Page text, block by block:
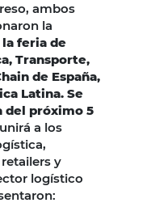
ambos
la
feria de
Transporte,
de España,
Latina. Se
del próximo 5
a los
y
logístico